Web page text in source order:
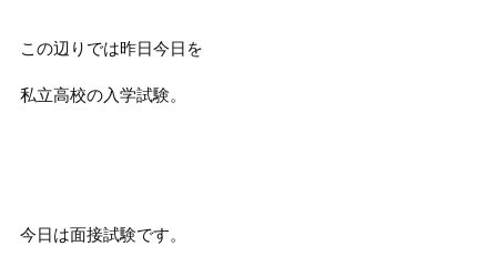
この辺りでは昨日今日を
私立高校の入学試験。
今日は面接試験です。